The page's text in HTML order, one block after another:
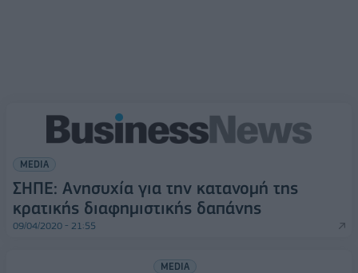
MEDIA
ΣΗΠΕ: Ανησυχία για την κατανομή της
κρατικής διαφημιστικής δαπάνης
09/04/2020 - 21:55
MEDIA